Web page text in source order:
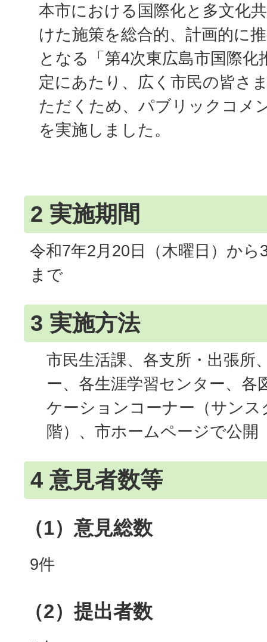
本市における国際化と多文化
けた施策を総合的、計画的に
となる「第4次東広島市国際化
定にあたり、広く市民の皆さ
ただくため、パブリックコメ
を実施しました。
2 実施期間
令和7年2月20日（木曜日）から
まで
3 実施方法
市民生活課、各支所・出張所
ー、各生涯学習センター、各
ケーションコーナー（サンス
階）、市ホームページで公開
4 意見者数等
（1）意見総数
9件
（2）提出者数